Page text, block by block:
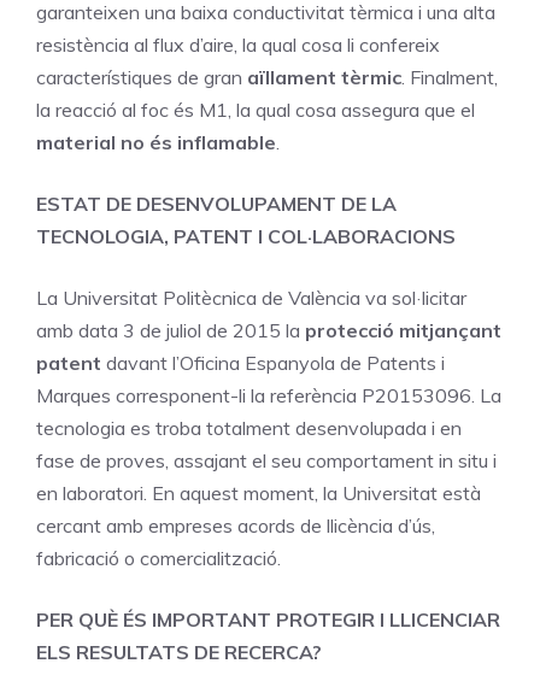
garanteixen una baixa conductivitat tèrmica i una alta
resistència al flux d’aire, la qual cosa li confereix
característiques de gran aïllament tèrmic. Finalment,
la reacció al foc és M1, la qual cosa assegura que el
material no és inflamable.
ESTAT DE DESENVOLUPAMENT DE LA
TECNOLOGIA, PATENT I COL·LABORACIONS
La Universitat Politècnica de València va sol·licitar
amb data 3 de juliol de 2015 la protecció mitjançant
patent davant l’Oficina Espanyola de Patents i
Marques corresponent-li la referència P20153096. La
tecnologia es troba totalment desenvolupada i en
fase de proves, assajant el seu comportament in situ i
en laboratori. En aquest moment, la Universitat està
cercant amb empreses acords de llicència d’ús,
fabricació o comercialització.
PER QUÈ ÉS IMPORTANT PROTEGIR I LLICENCIAR
ELS RESULTATS DE RECERCA?